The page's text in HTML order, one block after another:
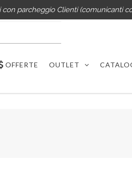
parcheggio Clienti (comunicanti
OFFERTE OUTLET